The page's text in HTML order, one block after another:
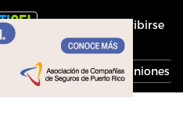
Inscribirse
Economía Opiniones